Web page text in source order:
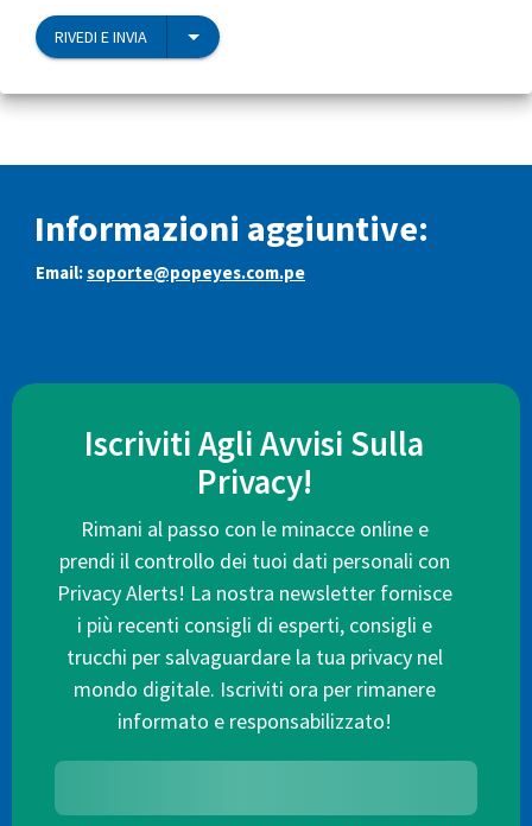
RIVEDI E INVIA
Informazioni aggiuntive:
Email:soporte@popeyes.com.pe
Iscriviti Agli Avvisi Sulla
Privacy!
Rimani al passo con le minacce online e
prendi il controllo dei tuoi dati personali con
Privacy Alerts! La nostra newsletter fornisce
i più recenti consigli di esperti, consigli e
trucchi per salvaguardare la tua privacy nel
mondo digitale. Iscriviti ora per rimanere
informato e responsabilizzato!